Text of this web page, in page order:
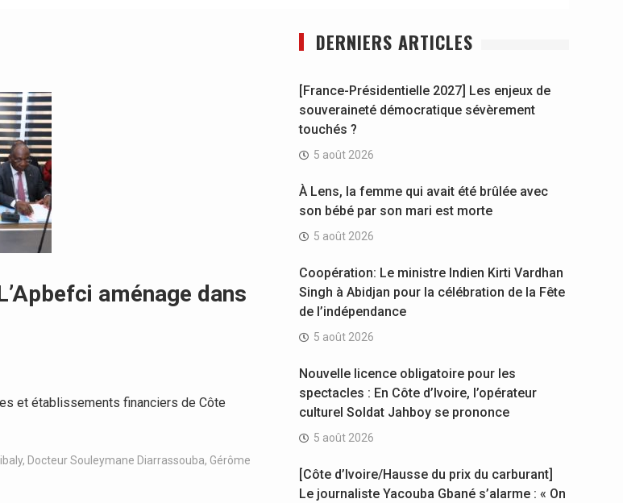
aménage dans
et établissements financiers de Côte
, Docteur Souleymane Diarrassouba, Gérôme
DERNIERS ARTICLES
[France-Présidentielle 2027] Les enjeux de
souveraineté démocratique sévèrement
touchés ?
5 août 2026
À Lens, la femme qui avait été brûlée avec
son bébé par son mari est morte
5 août 2026
Coopération: Le ministre Indien Kirti Vardhan
Singh à Abidjan pour la célébration de la Fête
de l’indépendance
5 août 2026
Nouvelle licence obligatoire pour les
spectacles : En Côte d’Ivoire, l’opérateur
culturel Soldat Jahboy se prononce
5 août 2026
[Côte d’Ivoire/Hausse du prix du carburant]
Le journaliste Yacouba Gbané s’alarme : « On